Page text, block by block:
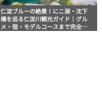
仁淀ブルーの絶景！にこ淵・沈下
橋を巡る仁淀川観光ガイド｜グル
メ・宿・モデルコースまで完全網